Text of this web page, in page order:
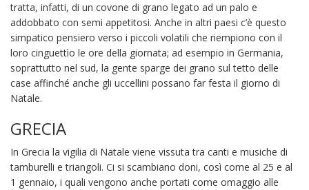
tratta, infatti, di un covone di grano legato ad un palo e
addobbato con semi appetitosi. Anche in altri paesi c’è questo
simpatico pensiero verso i piccoli volatili che riempiono con il
loro cinguettìo le ore della giornata; ad esempio in Germania,
soprattutto nel sud, la gente sparge dei grano sul tetto delle
case affinché anche gli uccellini possano far festa il giorno di
Natale.
GRECIA
In Grecia la vigilia di Natale viene vissuta tra canti e musiche di
tamburelli e triangoli. Ci si scambiano doni, così come al 25 e al
1 gennaio, i quali vengono anche portati come omaggio alle